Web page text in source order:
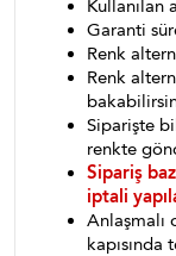
Kullanılan
Garanti
Renk
Renk
Siparişte
renkte
Sipariş
iptali
Anlaşmalı
kapısında